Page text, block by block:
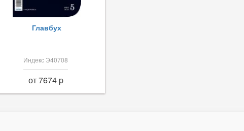
Главбух
Индекс Э40708
от 7674 p